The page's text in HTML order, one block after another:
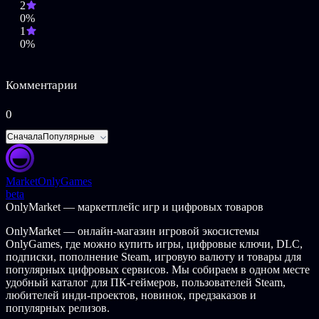
Динамичное решение головоломок.
головоломки — в одиночку или с друзьями — с
использованием огня, воздуха, света, магнитов,
электричества и многого другого, с заданиями,
разнообразные способности и удивительные новые
которых используется улучшенная боевая система с
новую обстановку.
Copyright © 2018-2020 Frozenbyte Oy. "Trine" is a trademark or
countries. All Rights Reserved.
2
0%
1
0%
Комментарии
0
СначалаПопулярные
MarketOnlyGames
beta
OnlyMarket — маркетплейс игр и цифровых товаров
OnlyMarket — онлайн-магазин игровой экосистемы
OnlyGames, где можно купить игры, цифровые ключи, DLC,
подписки, пополнение Steam, игровую валюту и товары для
популярных цифровых сервисов. Мы собираем в одном месте
удобный каталог для ПК-геймеров, пользователей Steam,
любителей инди-проектов, новинок, предзаказов и
популярных релизов.